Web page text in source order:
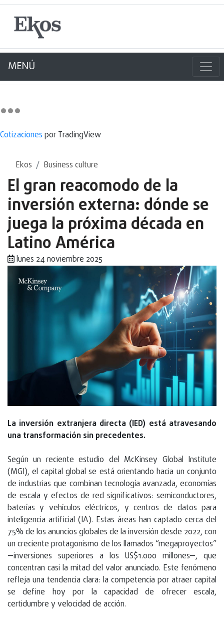
MENÚ
Cotizaciones por TradingView
Ekos Business culture
El gran reacomodo de la
inversión externa: dónde se
juega la próxima década en
Latino América
lunes 24 noviembre 2025
La inversión extranjera directa (IED) está atravesando
una transformación sin precedentes.
Según un reciente estudio del McKinsey Global Institute
(MGI), el capital global se está orientando hacia un conjunto
de industrias que combinan tecnología avanzada, economías
de escala y efectos de red significativos: semiconductores,
baterías y vehículos eléctricos, y centros de datos para
inteligencia artificial (IA). Estas áreas han captado cerca del
75% de los anuncios globales de la inversión desde 2022, con
un creciente protagonismo de los llamados “megaproyectos”
—inversiones superiores a los US$1.000 millones—, que
concentran casi la mitad del valor anunciado. Este fenómeno
refleja una tendencia clara: la competencia por atraer capital
se define hoy por la capacidad de ofrecer escala,
certidumbre y velocidad de acción.